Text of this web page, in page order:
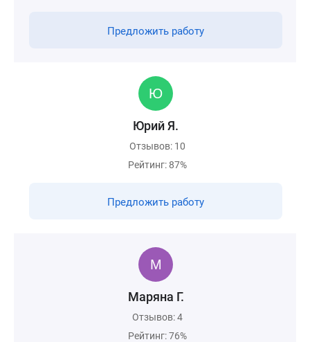
Предложить работу
Юрий Я.
Отзывов: 10
Рейтинг: 87%
Предложить работу
Маряна Г.
Отзывов: 4
Рейтинг: 76%